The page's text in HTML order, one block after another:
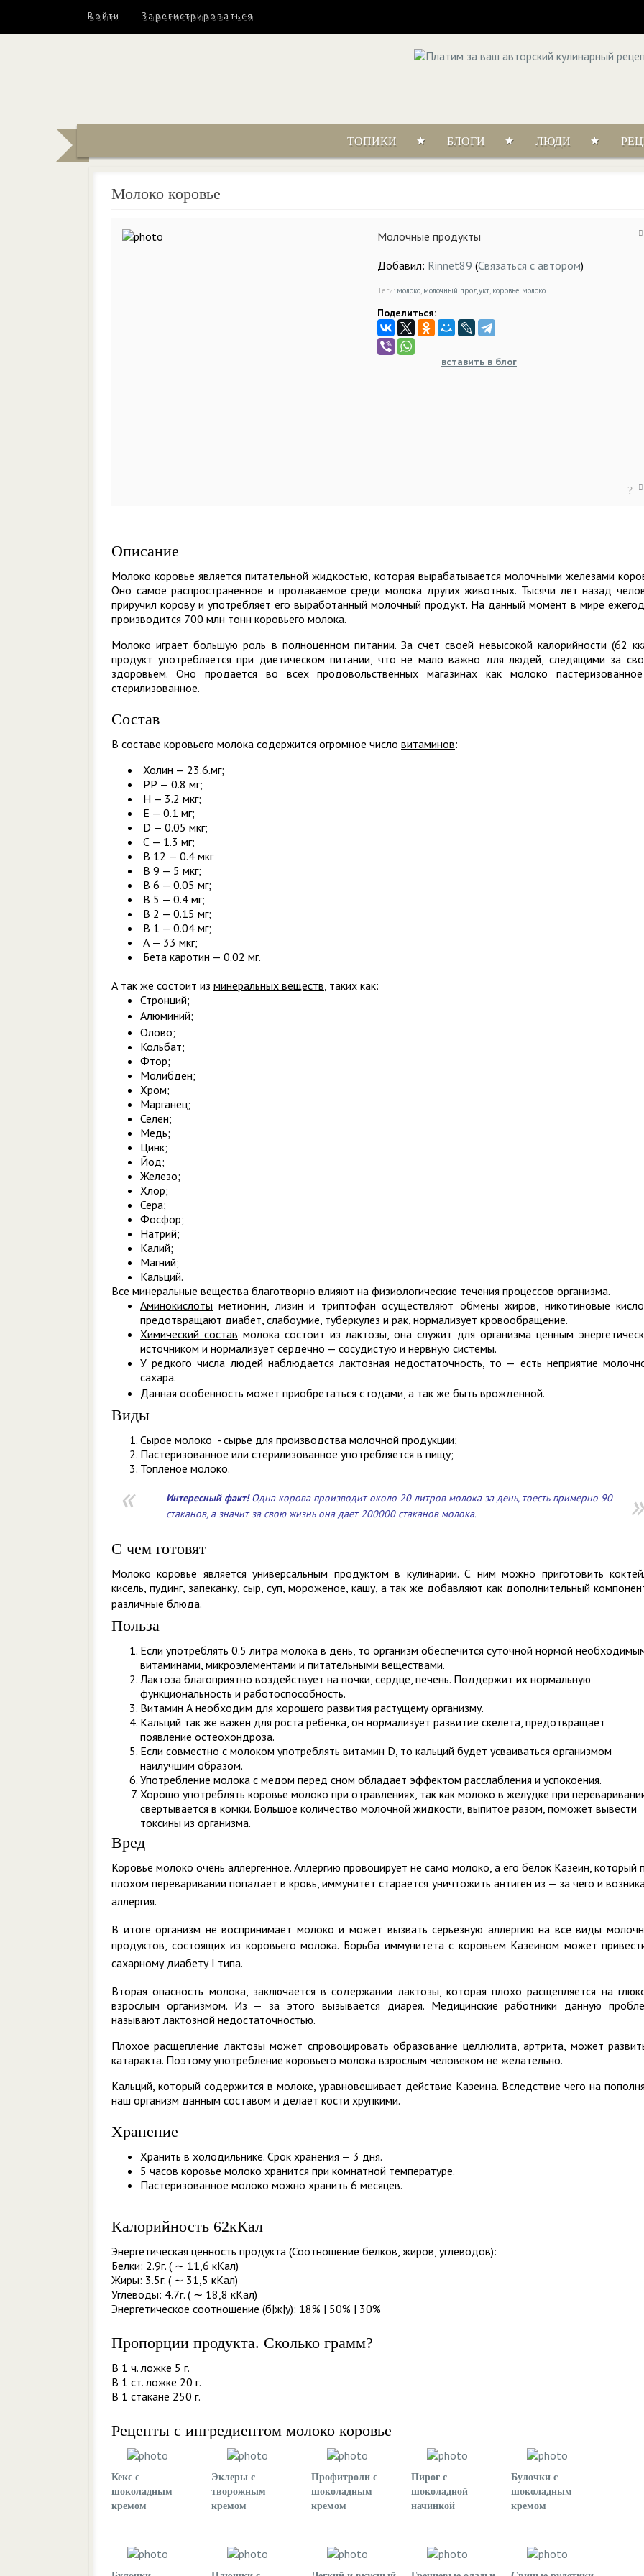
Войти Зарегистрироваться
ТОПИКИ БЛОГИ ЛЮДИ
Молоко коровье
Молочные продукты
?
Добавил: Rinnet89 (Связаться с автором)
Теги: молоко, молочный продукт, коровье молоко
Поделиться:
вставить в блог
Описание
Молоко коровье является питательной жидкостью, которая вырабатывается молочными железами
Оно самое распространенное и продаваемое среди молока других животных. Тысячи лет назад
приручил корову и употребляет его выработанный молочный продукт. На данный момент в мире
производится 700 млн тонн коровьего молока.
Молоко играет большую роль в полноценном питании. За счет своей невысокой калорийности (62
продукт употребляется при диетическом питании, что не мало важно для людей, следящими за
здоровьем. Оно продается во всех продовольственных магазинах как молоко
стерилизованное.
Состав
В составе коровьего молока содержится огромное число витаминов:
Холин — 23.6.мг;
РР — 0.8 мг;
Н — 3.2 мкг;
Е — 0.1 мг;
D — 0.05 мкг;
С — 1.3 мг;
В 12 — 0.4 мкг
В 9 — 5 мкг;
В 6 — 0.05 мг;
В 5 — 0.4 мг;
В 2 — 0.15 мг;
В 1 — 0.04 мг;
А — 33 мкг;
Бета каротин — 0.02 мг.
А так же состоит из минеральных веществ, таких как:
Стронций;
Алюминий;
Олово;
Кольбат;
Фтор;
Молибден;
Хром;
Марганец;
Селен;
Медь;
Цинк;
Йод;
Железо;
Хлор;
Сера;
Фосфор;
Натрий;
Калий;
Магний;
Кальций.
Все минеральные вещества благотворно влияют на физиологические течения процессов организма.
Аминокислоты метионин, лизин и триптофан осуществляют обмены жиров, никотиновые
предотвращают диабет, слабоумие, туберкулез и рак, нормализует кровообращение.
Химический состав молока состоит из лактозы, она служит для организма ценным
источником и нормализует сердечно — сосудистую и нервную системы.
У редкого числа людей наблюдается лактозная недостаточность, то — есть неприятие
сахара.
Данная особенность может приобретаться с годами, а так же быть врожденной.
Виды
Сырое молоко - сырье для производства молочной продукции;
Пастеризованное или стерилизованное употребляется в пищу;
Топленое молоко.
Интересный факт!Одна корова производит около 20 литров молока за день, тоесть примерно 90
стаканов, а значит за свою жизнь она дает 200000 стаканов молока.
С чем готовят
Молоко коровье является универсальным продуктом в кулинарии. С ним можно приготовить
кисель, пудинг, запеканку, сыр, суп, мороженое, кашу, а так же добавляют как дополнительный
различные блюда.
Польза
Если употреблять 0.5 литра молока в день, то организм обеспечится суточной нормой
витаминами, микроэлементами и питательными веществами.
Лактоза благоприятно воздействует на почки, сердце, печень. Поддержит их нормальную
функциональность и работоспособность.
Витамин А необходим для хорошего развития растущему организму.
Кальций так же важен для роста ребенка, он нормализует развитие скелета, предотвращает
появление остеохондроза.
Если совместно с молоком употреблять витамин D, то кальций будет усваиваться организмом
наилучшим образом.
Употребление молока с медом перед сном обладает эффектом расслабления и успокоения.
Хорошо употреблять коровье молоко при отравлениях, так как молоко в желудке при
свертывается в комки. Большое количество молочной жидкости, выпитое разом, поможет вывести
токсины из организма.
Вред
Коровье молоко очень аллергенное. Аллергию провоцирует не само молоко, а его белок Казеин, который
плохом переваривании попадает в кровь, иммунитет старается уничтожить антиген из — за чего и
аллергия.
В итоге организм не воспринимает молоко и может вызвать серьезную аллергию на все виды
продуктов, состоящих из коровьего молока. Борьба иммунитета с коровьем Казеином может
сахарному диабету I типа.
Вторая опасность молока, заключается в содержании лактозы, которая плохо расщепляется на
взрослым организмом. Из — за этого вызывается диарея. Медицинские работники данную
называют лактозной недостаточностью.
Плохое расщепление лактозы может спровоцировать образование целлюлита, артрита, может
катаракта. Поэтому употребление коровьего молока взрослым человеком не желательно.
Кальций, который содержится в молоке, уравновешивает действие Казеина. Вследствие чего на
наш организм данным составом и делает кости хрупкими.
Хранение
Хранить в холодильнике. Срок хранения — 3 дня.
5 часов коровье молоко хранится при комнатной температуре.
Пастеризованное молоко можно хранить 6 месяцев.
Калорийность 62кКал
Энергетическая ценность продукта (Соотношение белков, жиров, углеводов):
Белки: 2.9г. ( ∼ 11,6 кКал)
Жиры: 3.5г. ( ∼ 31,5 кКал)
Углеводы: 4.7г. ( ∼ 18,8 кКал)
Энергетическое соотношение (б|ж|у): 18% | 50% | 30%
Пропорции продукта. Сколько грамм?
В 1 ч. ложке 5 г.
В 1 ст. ложке 20 г.
В 1 стакане 250 г.
Рецепты с ингредиентом молоко коровье
Кекс с
шоколадным
кремом
Эклеры с
творожным
кремом
Профитроли с
шоколадным
кремом
Пирог с
шоколадной
начинкой
Булочки с
шоколадным
кремом